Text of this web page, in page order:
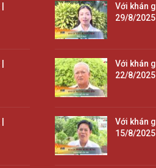
Với khán
29/8/2025
Với khán
22/8/2025
Với khán
15/8/2025